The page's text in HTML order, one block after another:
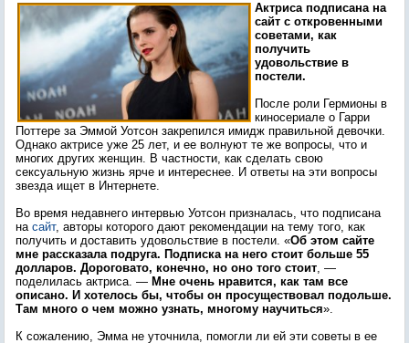
Актриса подписана на
сайт с откровенными
советами, как
получить
удовольствие в
постели.
После роли Гермионы в
киносериале о Гарри
Поттере за Эммой Уотсон закрепился имидж правильной девочки.
Однако актрисе уже 25 лет, и ее волнуют те же вопросы, что и
многих других женщин. В частности, как сделать свою
сексуальную жизнь ярче и интереснее. И ответы на эти вопросы
звезда ищет в Интернете.
Во время недавнего интервью Уотсон призналась, что подписана
на сайт, авторы которого дают рекомендации на тему того, как
получить и доставить удовольствие в постели. «Об этом сайте
мне рассказала подруга. Подписка на него стоит больше 55
долларов. Дороговато, конечно, но оно того стоит, —
поделилась актриса. — Мне очень нравится, как там все
описано. И хотелось бы, чтобы он просуществовал подольше.
Там много о чем можно узнать, многому научиться».
К сожалению, Эмма не уточнила, помогли ли ей эти советы в ее